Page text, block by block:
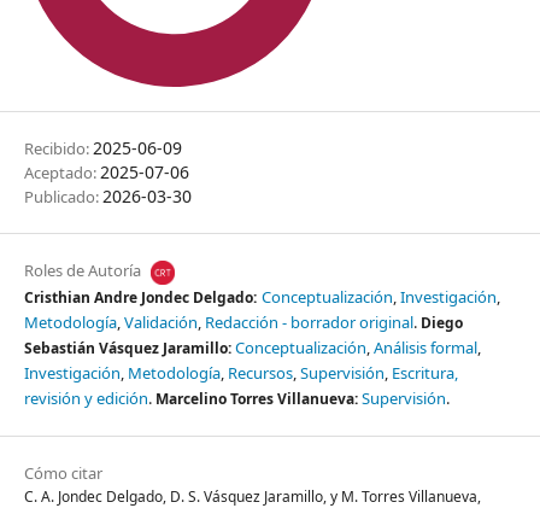
Recibido:2025-06-09
Aceptado:2025-07-06
Publicado:2026-03-30
Roles de Autoría
Cristhian Andre Jondec Delgado: Conceptualización Investigación
Metodología Validación Redacción - borrador original Diego
Sebastián Vásquez Jaramillo:Conceptualización Análisis formal
Investigación Metodología Recursos Supervisión Escritura,
revisión y edición Marcelino Torres Villanueva:Supervisión
Cómo citar
C. A. Jondec Delgado, D. S. Vásquez Jaramillo, y M. Torres Villanueva,